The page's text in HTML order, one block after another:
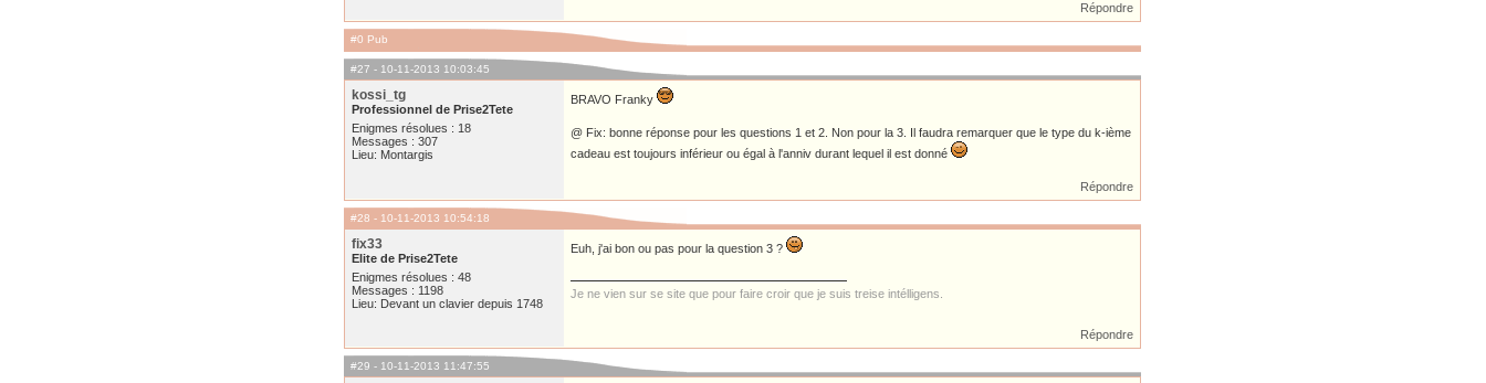
Répondre
#0 Pub
#27 - 10-11-2013 10:03:45
kossi_tg
Professionnel de Prise2Tete
Enigmes résolues : 18
Messages : 307
Lieu: Montargis
BRAVO Franky
@ Fix: bonne réponse pour les questions 1 et 2. Non pour la 3. Il faudra remarquer que le type du k-ième
cadeau est toujours inférieur ou égal à l'anniv durant lequel il est donné
Répondre
#28 - 10-11-2013 10:54:18
fix33
Elite de Prise2Tete
Enigmes résolues : 48
Messages : 1198
Lieu: Devant un clavier depuis 1748
Euh, j'ai bon ou pas pour la question 3 ?
Je ne vien sur se site que pour faire croir que je suis treise intélligens.
Répondre
#29 - 10-11-2013 11:47:55